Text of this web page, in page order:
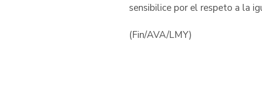
sensibilice por el respeto a la
(Fin/AVA/LMY)